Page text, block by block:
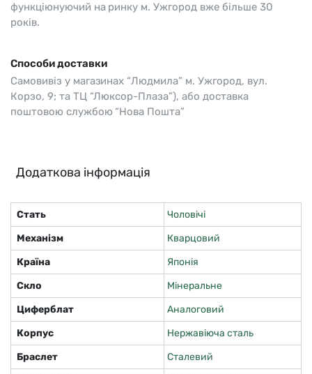
функціюнуючий на ринку м. Ужгород вже більше 30
років.
Способи доставки
Самовивіз у магазинах “Людмила” м. Ужгород, вул.
Корзо, 9; та ТЦ “Люксор-Плаза”), або доставка
поштовою службою “Нова Пошта”
Додаткова інформація
Стать
Чоловічі
Механізм
Кварцовий
Країна
Японія
Скло
Мінеральне
Циферблат
Аналоговий
Корпус
Нержавіюча сталь
Браслет
Сталевий